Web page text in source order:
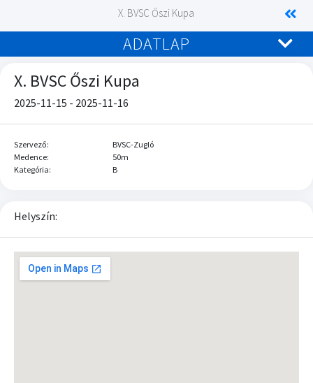
X. BVSC Őszi Kupa
ADATLAP
X. BVSC Őszi Kupa
2025-11-15 - 2025-11-16
Szervező:
BVSC-Zugló
Medence:
50m
Kategória:
B
Helyszín: